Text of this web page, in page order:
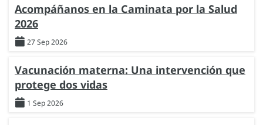
Acompáñanos en la Caminata por la Salud
2026
27 Sep 2026
Vacunación materna: Una intervención que
protege dos vidas
1 Sep 2026